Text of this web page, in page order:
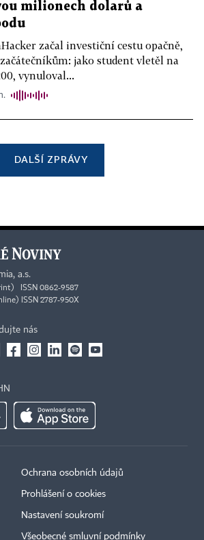
milionech dolarů a
začal investiční cestu opačně,
jako student vletěl na
vynuloval...
DALŠÍ ZPRÁVY
a.s.
ISSN 0862-9587
ISSN 2787-950X
nás
Ochrana osobních údajů
Prohlášení o cookies
Nastavení soukromí
Všeobecné smluvní podmínky